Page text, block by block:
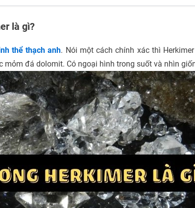
là gì?
thể thạch anh. Nói một cách chính xác thì
mỏm đá dolomit. Có ngoại hình trong suốt và nhìn